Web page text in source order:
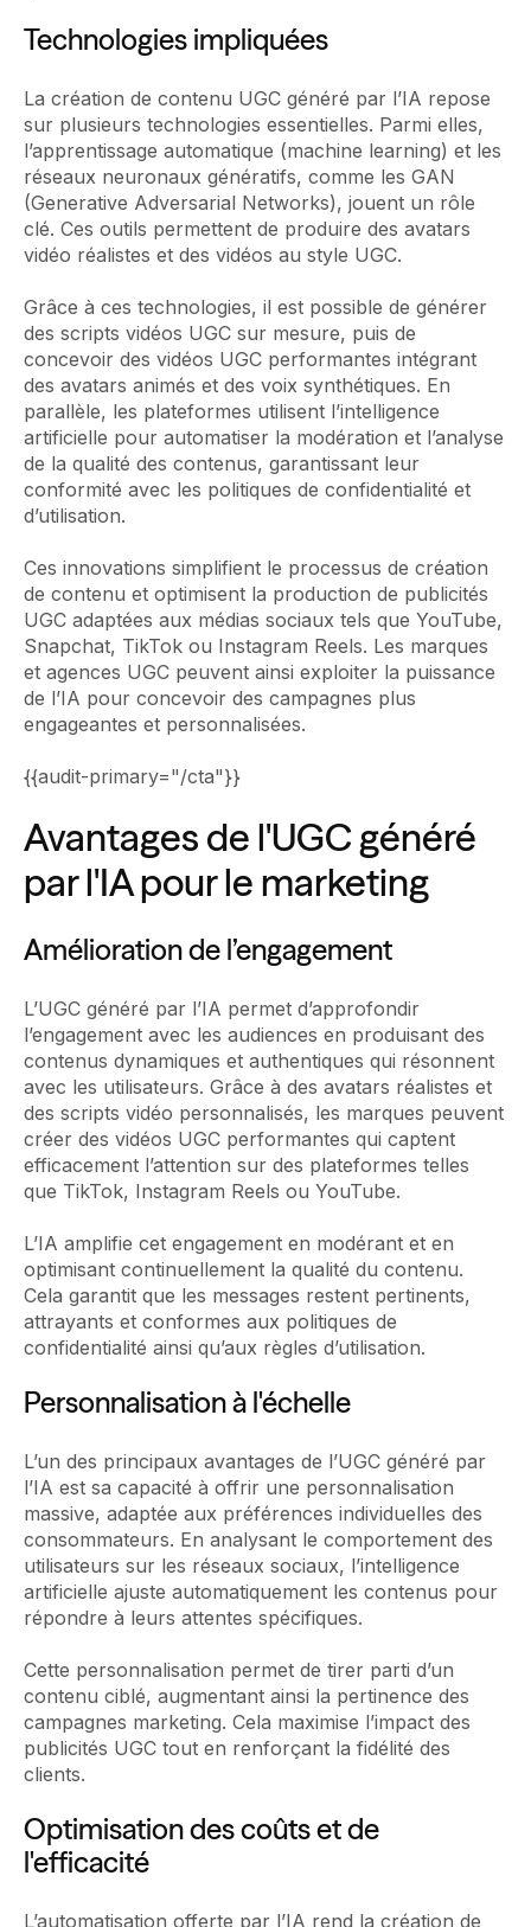
Technologies impliquées
La création de contenu UGC généré par l’IA repose
sur plusieurs technologies essentielles. Parmi elles,
l’apprentissage automatique (machine learning) et les
réseaux neuronaux génératifs, comme les GAN
(Generative Adversarial Networks), jouent un rôle
clé. Ces outils permettent de produire des avatars
vidéo réalistes et des vidéos au style UGC.
Grâce à ces technologies, il est possible de générer
des scripts vidéos UGC sur mesure, puis de
concevoir des vidéos UGC performantes intégrant
des avatars animés et des voix synthétiques. En
parallèle, les plateformes utilisent l’intelligence
artificielle pour automatiser la modération et l’analyse
de la qualité des contenus, garantissant leur
conformité avec les politiques de confidentialité et
d’utilisation.
Ces innovations simplifient le processus de création
de contenu et optimisent la production de publicités
UGC adaptées aux médias sociaux tels que YouTube,
Snapchat, TikTok ou Instagram Reels. Les marques
et agences UGC peuvent ainsi exploiter la puissance
de l’IA pour concevoir des campagnes plus
engageantes et personnalisées.
{{audit-primary="/cta"}}
Avantages de l'UGC généré
par l'IA pour le marketing
Amélioration de l’engagement
L’UGC généré par l’IA permet d’approfondir
l’engagement avec les audiences en produisant des
contenus dynamiques et authentiques qui résonnent
avec les utilisateurs. Grâce à des avatars réalistes et
des scripts vidéo personnalisés, les marques peuvent
créer des vidéos UGC performantes qui captent
efficacement l’attention sur des plateformes telles
que TikTok, Instagram Reels ou YouTube.
L’IA amplifie cet engagement en modérant et en
optimisant continuellement la qualité du contenu.
Cela garantit que les messages restent pertinents,
attrayants et conformes aux politiques de
confidentialité ainsi qu’aux règles d’utilisation.
Personnalisation à l'échelle
L’un des principaux avantages de l’UGC généré par
l’IA est sa capacité à offrir une personnalisation
massive, adaptée aux préférences individuelles des
consommateurs. En analysant le comportement des
utilisateurs sur les réseaux sociaux, l’intelligence
artificielle ajuste automatiquement les contenus pour
répondre à leurs attentes spécifiques.
Cette personnalisation permet de tirer parti d’un
contenu ciblé, augmentant ainsi la pertinence des
campagnes marketing. Cela maximise l’impact des
publicités UGC tout en renforçant la fidélité des
clients.
Optimisation des coûts et de
l'efficacité
L’automatisation offerte par l’IA rend la création de